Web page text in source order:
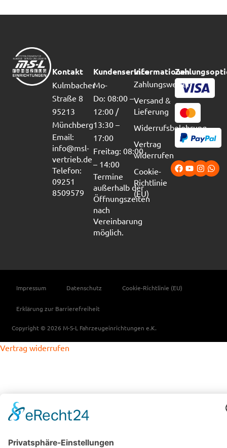
Kontakt
Kulmbacher
Straße 8
95213
Münchberg
Email:
info@msl-
vertrieb.de
Telefon:
09251
8509579
Kundenservice
Mo-
Do: 08:00 –
12:00 /
13:30 –
17:00
Freitag: 08:00
– 14:00
Termine
außerhalb der
Öffnungszeiten
nach
Vereinbarung
möglich.
Informationen
Zahlungsweisen
Versand &
Lieferung
Widerrufsbelehrung
Vertrag
widerrufen
Cookie-
Richtlinie
(EU)
Impressum Datenschutz Cookie-Richtlinie (EU)
Erklärung zur Barrierefreiheit
Copyright © 2026 M-S-L Fahrzeugeinrichtungen e.K.
Vertrag widerrufen